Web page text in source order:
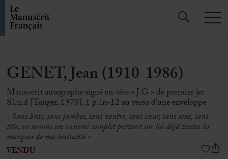
GENET, Jean (1910-1986)
Manuscrit autographe signé en-tête « J.G » de premier jet
S.l.n.d [Tanger, 1970], 1 p. in-12 au verso d’une enveloppe
« Sans bras, sans jambes, sans ventre, sans cœur, sans sexe, sans
tête, en somme un ennemi complet portant sur lui déjà toutes les
marques de ma bestialité»
VENDU